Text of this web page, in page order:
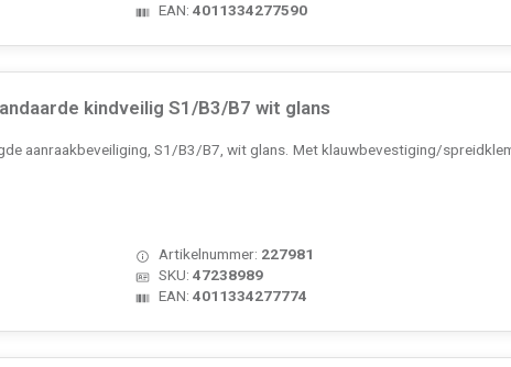
EAN:4011334277590
kindveilig S1/B3/B7 wit glans
aanraakbeveiliging, S1/B3/B7, wit glans. Met klauwbevestiging/
Artikelnummer: 227981
SKU:47238989
EAN:4011334277774